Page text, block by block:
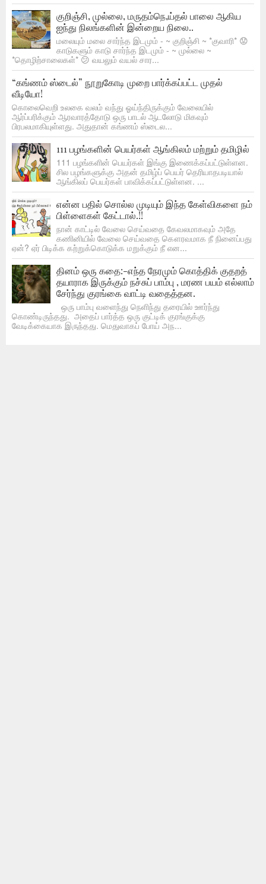
குறிஞ்சி, முல்லை, மருதம்நெ,ய்தல் பாலை ஆகிய
ஐந்து நிலங்களின் இன்றைய நிலை..
மலையும் மலை சார்ந்த இடமும் - ~ குறிஞ்சி ~ *குவாரி* 😟
காடுகளும் காடு சார்ந்த இடமும் - ~ முல்லை ~
*தொழிற்சாலைகள்* 😕 வயலும் வயல் சார...
“கங்ணம் ஸ்டைல்” நூறுகோடி முறை பார்க்கப்பட்ட முதல்
வீடியோ!
கொலைவெறி உலகை வலம் வந்து ஓய்ந்திருக்கும் வேலையில்
ஆர்ப்பரிக்கும் ஆரவாரத்தோடு ஒரு பாடல் ஆடலோடு மிகவும்
பிரபலமாகியுள்ளது. அதுதான் கங்ணம் ஸ்டைல...
111 பழங்களின் பெயர்கள் ஆங்கிலம் மற்றும் தமிழில்
111 பழங்களின் பெயர்கள் இங்கு இணைக்கப்பட்டுள்ளன.
சில பழங்களுக்கு அதன் தமிழ்ப் பெயர் தெரியாதபடியால்
ஆங்கிலப் பெயர்கள் பாவிக்கப்பட்டுள்ளன. ...
என்ன பதில் சொல்ல முடியும் இந்த கேள்விகளை நம்
பிள்ளைகள் கேட்டால்.!!
நான் காட்டில் வேலை செய்வதை கேவலமாகவும் அதே
கணினியில் வேலை செய்வதை கௌரவமாக நீ நினைப்பது
ஏன்? ஏர் பிடிக்க கற்றுக்கொடுக்க மறுக்கும் நீ என...
தினம் ஒரு கதை:-எந்த நேரமும் கொத்திக் குதறத்
தயாராக இருக்கும் நச்சுப் பாம்பு , மரண பயம் எல்லாம்
சேர்ந்து குரங்கை வாட்டி வதைத்தன.
ஒரு பாம்பு வளைந்து நெளிந்து தரையில் ஊர்ந்து
கொண்டிருந்தது. அதைப் பார்த்த ஒரு குட்டிக் குரங்குக்கு
வேடிக்கையாக இருந்தது. மெதுவாகப் போய் அந...